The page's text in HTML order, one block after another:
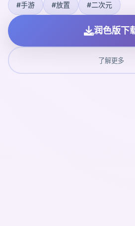
#手游 #放置 #二次元
润色版下
了解更多